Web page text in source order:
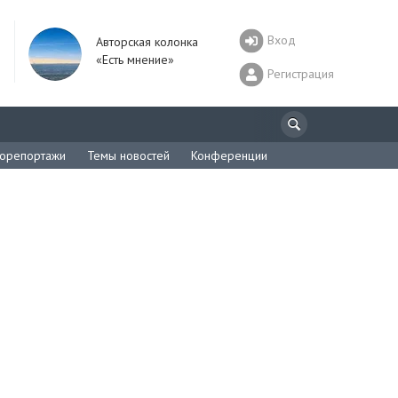
Авторская колонка
«Есть мнение»
Вход
Регистрация
Темы новостей Конференции